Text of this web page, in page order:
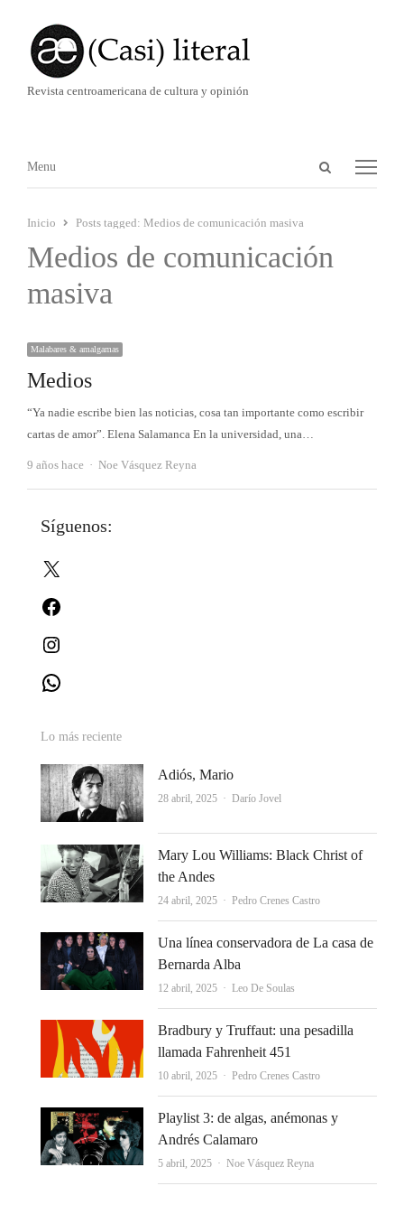
Revista centroamericana de cultura y opinión
Abrir
Menú
Menu
Inicio Posts tagged: Medios de comunicación masiva
Medios de comunicación
masiva
Malabares & amalgamas
Medios
“Ya nadie escribe bien las noticias, cosa tan importante como escribir
cartas de amor”. Elena Salamanca En la universidad, una…
9 años hace Autor
Noe Vásquez Reyna
Síguenos:
Lo más reciente
Adiós, Mario
28 abril, 2025 Autor
Darío Jovel
Mary Lou Williams: Black Christ of
the Andes
24 abril, 2025 Autor
Pedro Crenes Castro
Una línea conservadora de La casa de
Bernarda Alba
12 abril, 2025 Autor
Leo De Soulas
Bradbury y Truffaut: una pesadilla
llamada Fahrenheit 451
10 abril, 2025 Autor
Pedro Crenes Castro
Playlist 3: de algas, anémonas y
Andrés Calamaro
5 abril, 2025 Autor
Noe Vásquez Reyna